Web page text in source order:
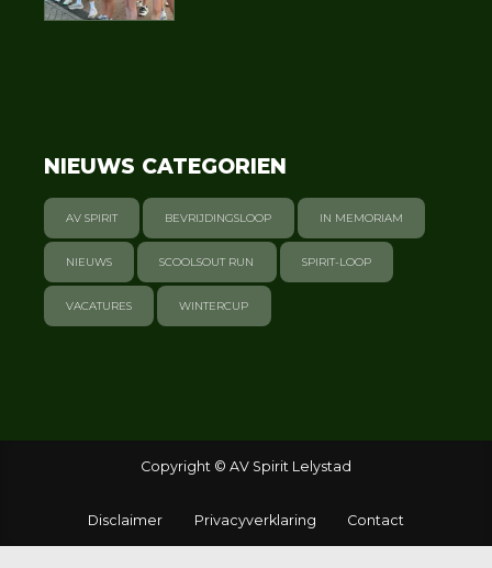
NIEUWS CATEGORIEN
AV SPIRIT BEVRIJDINGSLOOP IN MEMORIAM
NIEUWS SCOOLSOUT RUN SPIRIT-LOOP
VACATURES WINTERCUP
Copyright © AV Spirit Lelystad
Disclaimer Privacyverklaring Contact